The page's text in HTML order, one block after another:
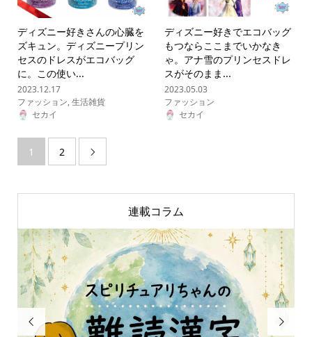
ディズニー好きさんの心臓を
ズキュン。ディズニープリン
セスのドレスがエコバッグ
に。この使い...
2023.12.17
ファッション,生活雑貨
セカイ
ディズニー好きでエコバッグ
もつならここまでいかなき
ゃ。アナ雪のプリンセスドレ
スがそのまま...
2023.05.03
ファッション
セカイ
1 2 
連載コラム
 